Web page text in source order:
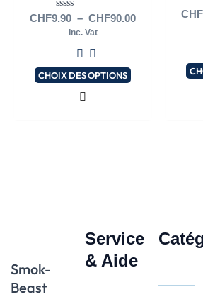
Note
CHF9.90 – CHF90.00
Inc. Vat
CHOIX DES OPTIONS
Les
options
peuvent
être
CHF
Smok-
Beast
Service
& Aide